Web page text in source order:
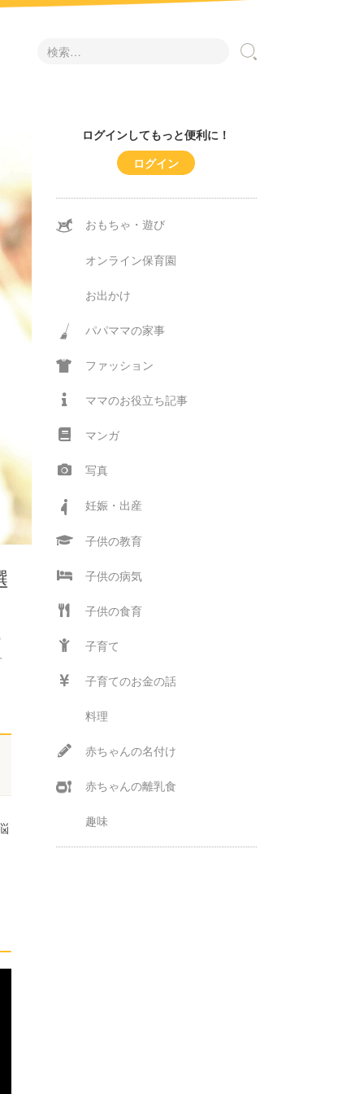
検
ログインしてもっと便利に！
ログイン
おもちゃ・遊び
オンライン保育園
お出かけ
パパママの家事
ファッション
ママのお役立ち記事
マンガ
写真
妊娠・出産
子供の教育
子供の病気
子供の食育
子育て
子育てのお金の話
料理
赤ちゃんの名付け
赤ちゃんの離乳食
趣味